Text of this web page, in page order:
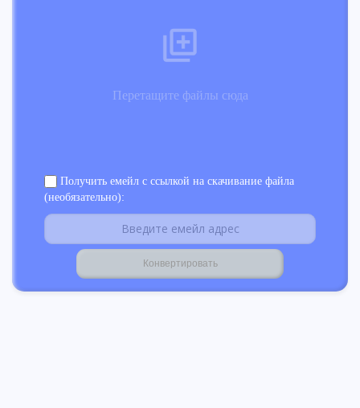
Перетащите файлы сюда
Получить емейл с ссылкой на скачивание файла
(необязательно):